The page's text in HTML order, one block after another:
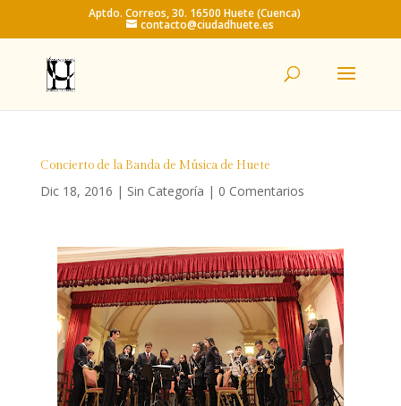
Aptdo. Correos, 30. 16500 Huete (Cuenca)
contacto@ciudadhuete.es
Concierto de la Banda de Música de Huete
Dic 18, 2016 | Sin Categoría | 0 Comentarios